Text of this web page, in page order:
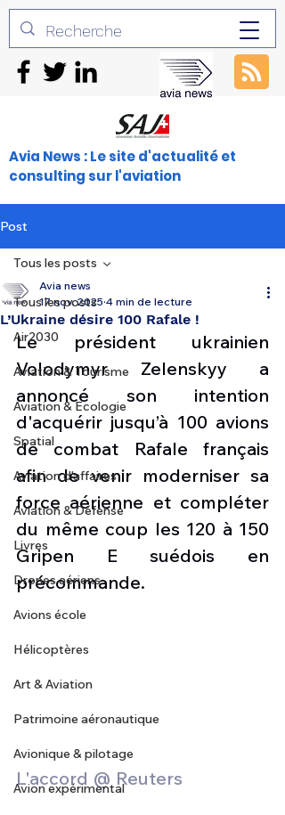
Avia News : Le site d'actualité et
consulting sur l'aviation
Post
Tous les posts
Air2030
Aviation & Tourisme
Aviation & Ecologie
Spatial
Aviation d'affaires
Aviation & Défense
Livres
Drones aériens
Avions école
Hélicoptères
Art & Aviation
Patrimoine aéronautique
Avionique & pilotage
Avion expérimental
Tous les posts
L’Ukraine désire 100 Rafale !
Avia news
17 nov. 2025 4 min de lecture
Le président ukrainien
Volodymyr Zelenskyy a
annoncé son intention
d'acquérir jusqu’à 100 avions
de combat Rafale français
afin de venir moderniser sa
force aérienne et compléter
du même coup les 120 à 150
Gripen E suédois en
précommande.
L'accord @ Reuters